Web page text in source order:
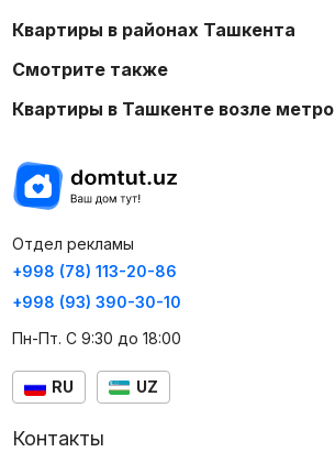
Квартиры в районах Ташкента
Смотрите также
Квартиры в Ташкенте возле метро
Отдел рекламы
+998 (78) 113-20-86
+998 (93) 390-30-10
Пн-Пт. С 9:30 до 18:00
RU UZ
Контакты